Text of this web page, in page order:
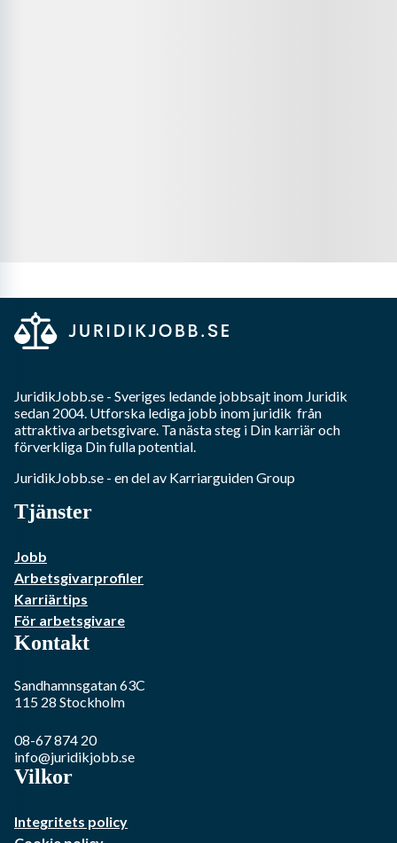
JuridikJobb.se - Sveriges ledande jobbsajt inom Juridik
sedan 2004. Utforska lediga jobb inom juridik från
attraktiva arbetsgivare. Ta nästa steg i Din karriär och
förverkliga Din fulla potential.
JuridikJobb.se - en del av Karriarguiden Group
Tjänster
Jobb
Arbetsgivarprofiler
Karriärtips
För arbetsgivare
Kontakt
Sandhamnsgatan 63C
115 28 Stockholm
08-67 874 20
info@juridikjobb.se
Vilkor
Integritets policy